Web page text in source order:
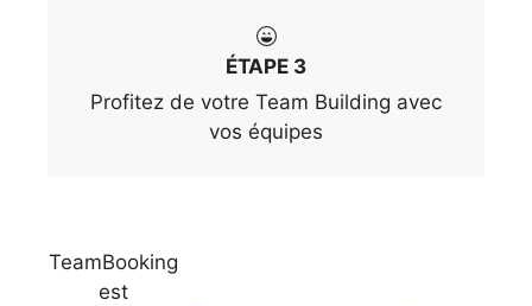
ÉTAPE 3
Profitez de votre Team Building avec
vos équipes
TeamBooking
est